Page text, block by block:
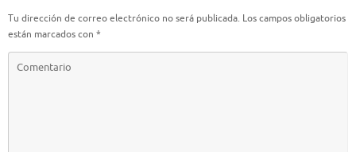
Tu dirección de correo electrónico no será publicada. Los campos obligatorios
están marcados con *